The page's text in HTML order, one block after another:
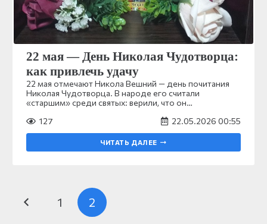
22 мая — День Николая Чудотворца:
как привлечь удачу
22 мая отмечают Никола Вешний — день почитания
Николая Чудотворца. В народе его считали
«старшим» среди святых: верили, что он…
127
22.05.2026 00:55
ЧИТАТЬ ДАЛЕЕ
1 2